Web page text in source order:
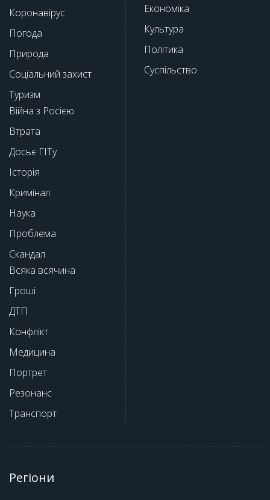
Коронавірус
Погода
Природа
Соціальний захист
Туризм
Війна з Росією
Втрата
Досьє ГІТу
Історія
Кримінал
Наука
Проблема
Скандал
Всяка всячина
Гроші
ДТП
Конфлікт
Медицина
Портрет
Резонанс
Транспорт
Економіка
Культура
Політика
Суспільство
Регіони